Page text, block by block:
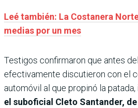
Leé también: La Costanera
medias por un mes
Testigos confirmaron que antes
efectivamente discutieron con el
automóvil al que propinó la patada,
el suboficial Cleto Santander, de